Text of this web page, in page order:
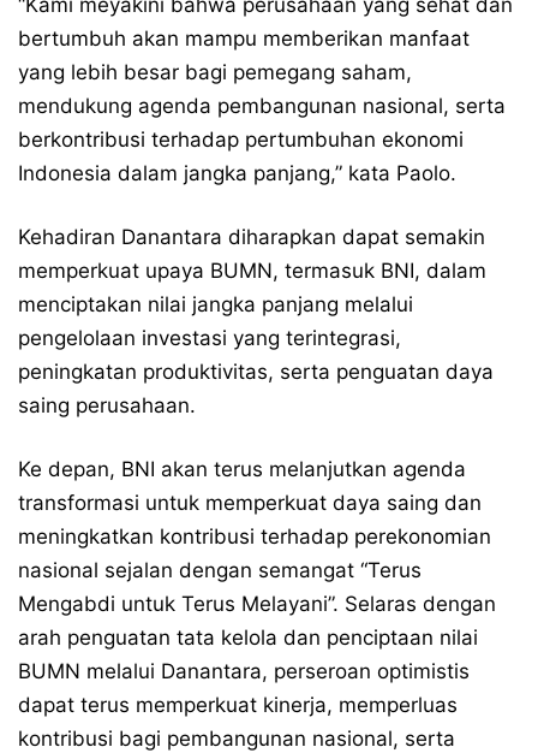
“Kami meyakini bahwa perusahaan yang sehat dan
bertumbuh akan mampu memberikan manfaat
yang lebih besar bagi pemegang saham,
mendukung agenda pembangunan nasional, serta
berkontribusi terhadap pertumbuhan ekonomi
Indonesia dalam jangka panjang,” kata Paolo.
Kehadiran Danantara diharapkan dapat semakin
memperkuat upaya BUMN, termasuk BNI, dalam
menciptakan nilai jangka panjang melalui
pengelolaan investasi yang terintegrasi,
peningkatan produktivitas, serta penguatan daya
saing perusahaan.
Ke depan, BNI akan terus melanjutkan agenda
transformasi untuk memperkuat daya saing dan
meningkatkan kontribusi terhadap perekonomian
nasional sejalan dengan semangat “Terus
Mengabdi untuk Terus Melayani”. Selaras dengan
arah penguatan tata kelola dan penciptaan nilai
BUMN melalui Danantara, perseroan optimistis
dapat terus memperkuat kinerja, memperluas
kontribusi bagi pembangunan nasional, serta